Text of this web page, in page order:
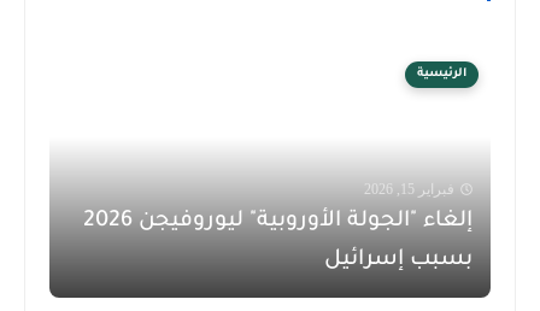
الرئيسية
فبراير 15, 2026
إلغاء "الجولة الأوروبية" ليوروفيجن 2026
بسبب إسرائيل